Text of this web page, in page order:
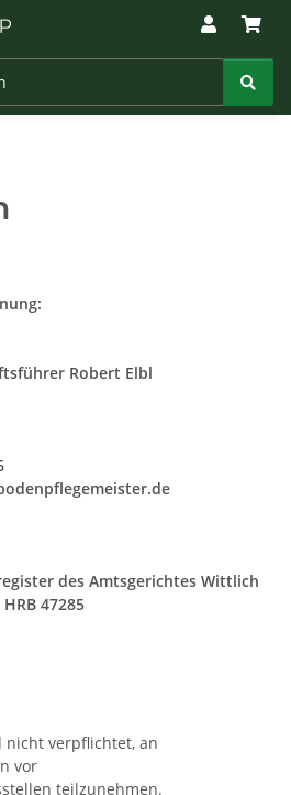
Robert Elbl
des Amtsgerichtes Wittlich
47285
verpflichtet, an
vor
teilzunehmen.